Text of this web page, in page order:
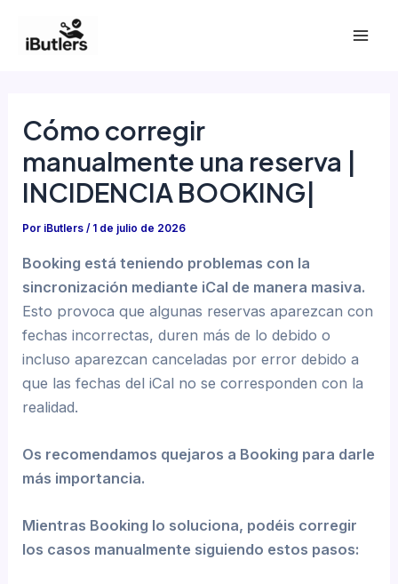
Cómo corregir
manualmente una reserva |
INCIDENCIA BOOKING|
Por iButlers/ 1 de julio de 2026
Booking está teniendo problemas con la
sincronización mediante iCal de manera masiva.
Esto provoca que algunas reservas aparezcan con
fechas incorrectas, duren más de lo debido o
incluso aparezcan canceladas por error debido a
que las fechas del iCal no se corresponden con la
realidad.
Os recomendamos quejaros a Booking para darle
más importancia.
Mientras Booking lo soluciona, podéis corregir
los casos manualmente siguiendo estos pasos: